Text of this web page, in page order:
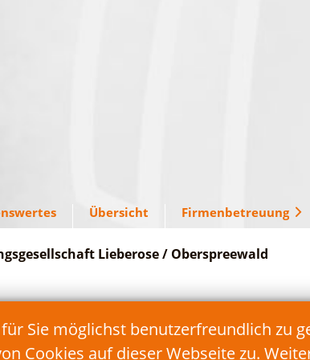
Sie möglichst benutzerfreundlich zu
Cookies auf dieser Webseite zu.
Übersicht Firmenbetreuung
Lieberose / Oberspreewald
Fax: 035478/17 90 99
E-Mail:info@teg-lds.de